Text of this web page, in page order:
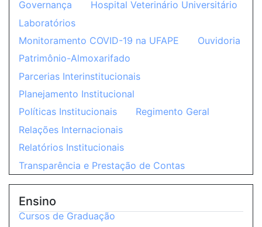
Governança
Hospital Veterinário Universitário
Laboratórios
Monitoramento COVID-19 na UFAPE
Ouvidoria
Patrimônio-Almoxarifado
Parcerias Interinstitucionais
Planejamento Institucional
Políticas Institucionais
Regimento Geral
Relações Internacionais
Relatórios Institucionais
Transparência e Prestação de Contas
Ensino
Cursos de Graduação